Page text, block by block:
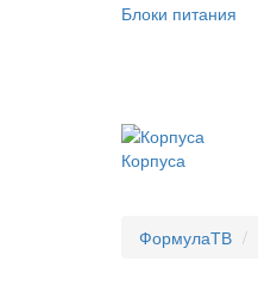
Блоки питания
Корпуса
ФормулаТВ